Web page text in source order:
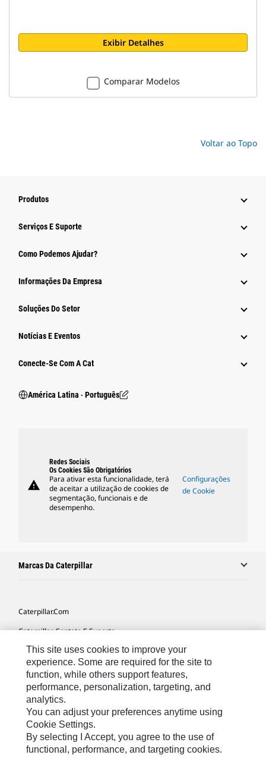
Exibir Detalhes
Comparar Modelos
Voltar ao Topo
Produtos
Serviços E Suporte
Como Podemos Ajudar?
Informações Da Empresa
Soluções Do Setor
Notícias E Eventos
Conecte-Se Com A Cat
América Latina ‧ Português
warning
Redes Sociais
Os Cookies São Obrigatórios
Para ativar esta funcionalidade, terá
de aceitar a utilização de cookies de
segmentação, funcionais e de
desempenho.
Configurações
de Cookie
Marcas Da Caterpillar
Caterpillar.com
Caterpillar Contato E Suporte
Minhas Preferências De Marketing
Mapa Do Local
Cookie Settings
Legal
Privacidade
This site uses cookies to improve your
experience. Some are required for the site to
function, while others support features,
performance, personalization, targeting, and
analytics.
You can adjust your preferences anytime using
Cookie Settings.
By selecting I Accept, you agree to the use of
functional, performance, and targeting cookies.